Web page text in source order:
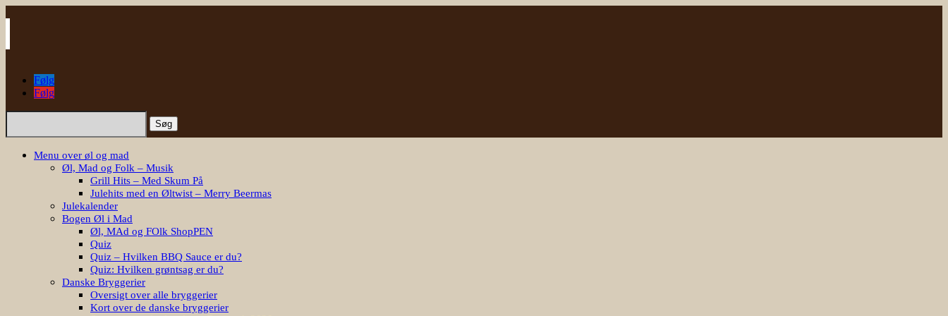
Følg
Følg
Søg
Menu over øl og mad
Øl, Mad og Folk – Musik
Grill Hits – Med Skum På
Julehits med en Øltwist – Merry Beermas
Julekalender
Bogen Øl i Mad
Øl, MAd og FOlk ShopPEN
Quiz
Quiz – Hvilken BBQ Sauce er du?
Quiz: Hvilken grøntsag er du?
Danske Bryggerier
Oversigt over alle bryggerier
Kort over de danske bryggerier